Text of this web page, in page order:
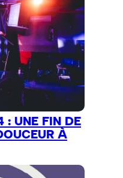
: UNE FIN DE
À